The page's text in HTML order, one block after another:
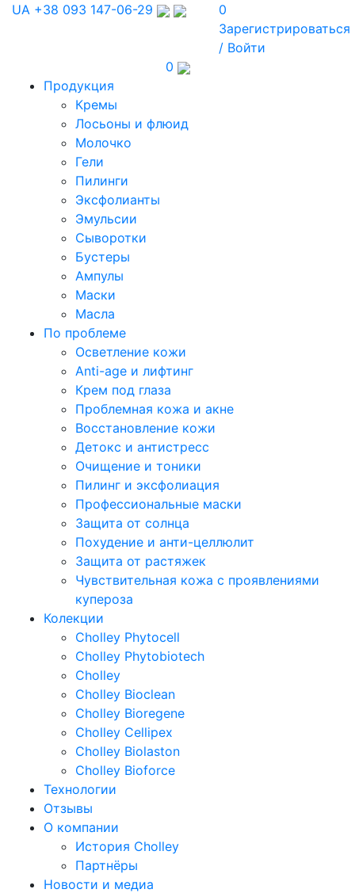
UA +38 093 147-06-29
0
Зарегистрироваться
/ Войти
0
Продукция
Кремы
Лосьоны и флюид
Молочко
Гели
Пилинги
Эксфолианты
Эмульсии
Сыворотки
Бустеры
Ампулы
Маски
Масла
По проблеме
Осветление кожи
Anti-age и лифтинг
Крем под глаза
Проблемная кожа и акне
Восстановление кожи
Детокс и антистресс
Очищение и тоники
Пилинг и эксфолиация
Профессиональные маски
Защита от солнца
Похудение и анти-целлюлит
Защита от растяжек
Чувствительная кожа с проявлениями
купероза
Колекции
Cholley Phytocell
Cholley Phytobiotech
Cholley
Cholley Bioclean
Cholley Bioregene
Cholley Cellipex
Cholley Biolaston
Cholley Bioforce
Технологии
Отзывы
О компании
История Cholley
Партнёры
Новости и медиа